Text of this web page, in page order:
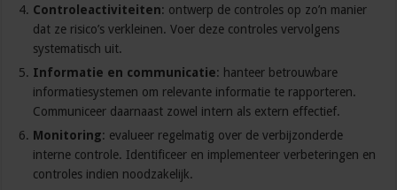
Controleactiviteiten: ontwerp de controles op zo’n manier
dat ze risico’s verkleinen. Voer deze controles vervolgens
systematisch uit.
Informatie en communicatie: hanteer betrouwbare
informatiesystemen om relevante informatie te rapporteren.
Communiceer daarnaast zowel intern als extern effectief.
Monitoring: evalueer regelmatig over de verbijzonderde
interne controle. Identificeer en implementeer verbeteringen en
controles indien noodzakelijk.